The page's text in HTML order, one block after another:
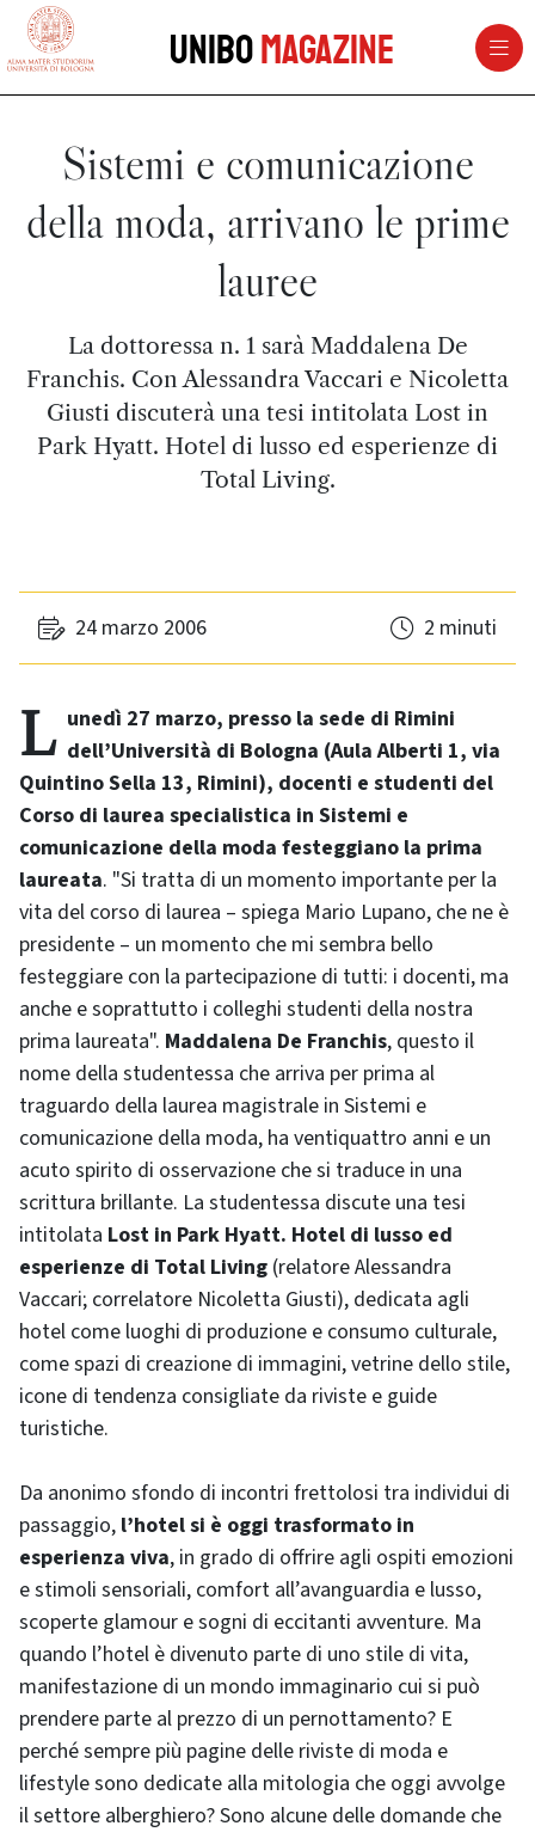
vai al contenuto della pagina
UniboMagazine
Sistemi e comunicazione
della moda, arrivano le prime
lauree
La dottoressa n. 1 sarà Maddalena De
Franchis. Con Alessandra Vaccari e Nicoletta
Giusti discuterà una tesi intitolata Lost in
Park Hyatt. Hotel di lusso ed esperienze di
Total Living.
24 marzo 2006 2 minuti
Lunedì 27 marzo, presso la sede di Rimini dell’Università di Bologna (Aula Alberti 1, via
Quintino Sella 13, Rimini), docenti e studenti del
Corso di laurea specialistica in Sistemi e
comunicazione della moda festeggiano la prima
laureata. "Si tratta di un momento importante per la
vita del corso di laurea – spiega Mario Lupano, che ne è
presidente – un momento che mi sembra bello
festeggiare con la partecipazione di tutti: i docenti, ma
anche e soprattutto i colleghi studenti della nostra
prima laureata". Maddalena De Franchis, questo il
nome della studentessa che arriva per prima al
traguardo della laurea magistrale in Sistemi e
comunicazione della moda, ha ventiquattro anni e un
acuto spirito di osservazione che si traduce in una
scrittura brillante. La studentessa discute una tesi
intitolata Lost in Park Hyatt. Hotel di lusso ed
esperienze di Total Living (relatore Alessandra
Vaccari; correlatore Nicoletta Giusti), dedicata agli
hotel come luoghi di produzione e consumo culturale,
come spazi di creazione di immagini, vetrine dello stile,
icone di tendenza consigliate da riviste e guide
turistiche.
Da anonimo sfondo di incontri frettolosi tra individui di
passaggio, l’hotel si è oggi trasformato in
esperienza viva, in grado di offrire agli ospiti emozioni
e stimoli sensoriali, comfort all’avanguardia e lusso,
scoperte glamour e sogni di eccitanti avventure. Ma
quando l’hotel è divenuto parte di uno stile di vita,
manifestazione di un mondo immaginario cui si può
prendere parte al prezzo di un pernottamento? E
perché sempre più pagine delle riviste di moda e
lifestylesono dedicate alla mitologia che oggi avvolge
il settore alberghiero? Sono alcune delle domande che